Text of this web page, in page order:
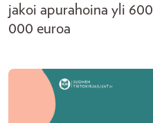
jakoi apurahoina yli 600
000 euroa